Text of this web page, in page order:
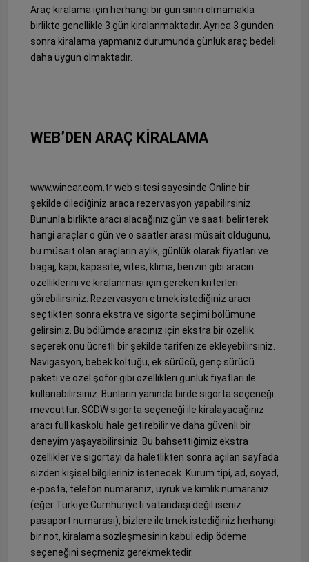
Araç kiralama için herhangi bir gün sınırı olmamakla
birlikte genellikle 3 gün kiralanmaktadır. Ayrıca 3 günden
sonra kiralama yapmanız durumunda günlük araç bedeli
daha uygun olmaktadır.
WEB’DEN ARAÇ KİRALAMA
www.wincar.com.tr web sitesi sayesinde Online bir
şekilde dilediğiniz araca rezervasyon yapabilirsiniz.
Bununla birlikte aracı alacağınız gün ve saati belirterek
hangi araçlar o gün ve o saatler arası müsait olduğunu,
bu müsait olan araçların aylık, günlük olarak fiyatları ve
bagaj, kapı, kapasite, vites, klima, benzin gibi aracın
özelliklerini ve kiralanması için gereken kriterleri
görebilirsiniz. Rezervasyon etmek istediğiniz aracı
seçtikten sonra ekstra ve sigorta seçimi bölümüne
gelirsiniz. Bu bölümde aracınız için ekstra bir özellik
seçerek onu ücretli bir şekilde tarifenize ekleyebilirsiniz.
Navigasyon, bebek koltuğu, ek sürücü, genç sürücü
paketi ve özel şoför gibi özellikleri günlük fiyatları ile
kullanabilirsiniz. Bunların yanında birde sigorta seçeneği
mevcuttur. SCDW sigorta seçeneği ile kiralayacağınız
aracı full kaskolu hale getirebilir ve daha güvenli bir
deneyim yaşayabilirsiniz. Bu bahsettiğimiz ekstra
özellikler ve sigortayı da haletlikten sonra açılan sayfada
sizden kişisel bilgileriniz istenecek. Kurum tipi, ad, soyad,
e-posta, telefon numaranız, uyruk ve kimlik numaranız
(eğer Türkiye Cumhuriyeti vatandaşı değil iseniz
pasaport numarası), bizlere iletmek istediğiniz herhangi
bir not, kiralama sözleşmesinin kabul edip ödeme
seçeneğini seçmeniz gerekmektedir.